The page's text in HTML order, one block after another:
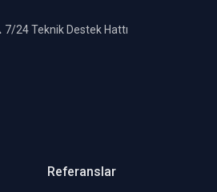
7/24 Teknik Destek Hattı
Referanslar